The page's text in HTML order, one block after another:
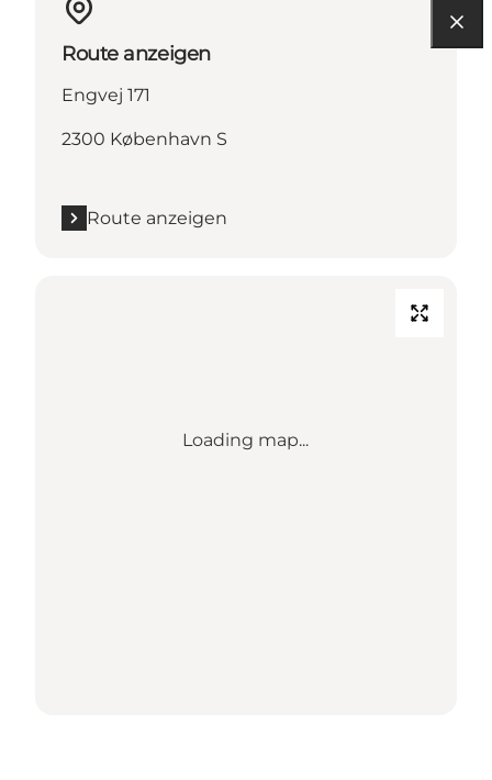
Route anzeigen
Engvej 171
2300 København S
Route anzeigen
Loading map...